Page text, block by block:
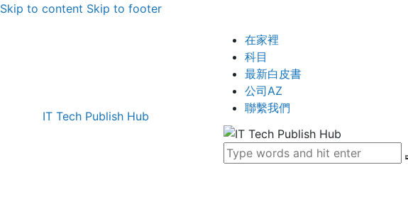
Skip to content Skip to footer
IT Tech Publish Hub
在家裡
科目
最新白皮書
公司AZ
聯繫我們